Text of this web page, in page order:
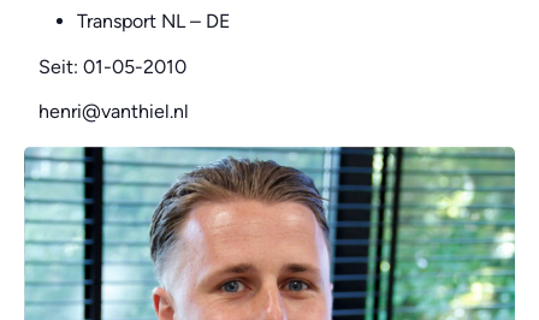
Transport NL – DE
Seit: 01-05-2010
henri@vanthiel.nl